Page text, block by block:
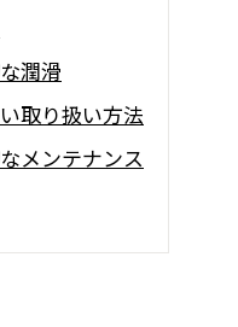
潤滑
取り扱い方法
メンテナンス